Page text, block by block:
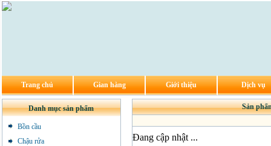
Trang chủ Gian hàng Giới thiệu Dịch vụ
Danh mục sản phẩm
Bồn cầu
Chậu rửa
Sản
Đang cập nhật ...